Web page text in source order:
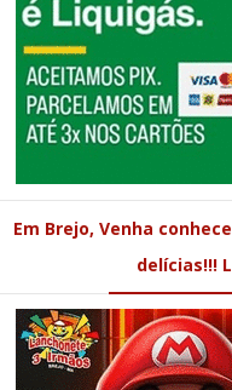
Em Brejo, Venha
delícias!!!